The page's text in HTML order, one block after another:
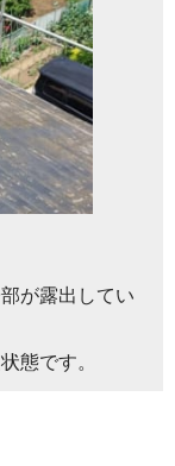
が露出してい
態です。